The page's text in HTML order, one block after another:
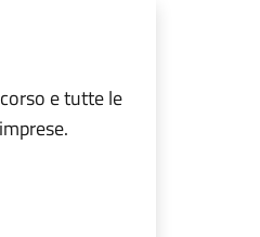
e tutte le